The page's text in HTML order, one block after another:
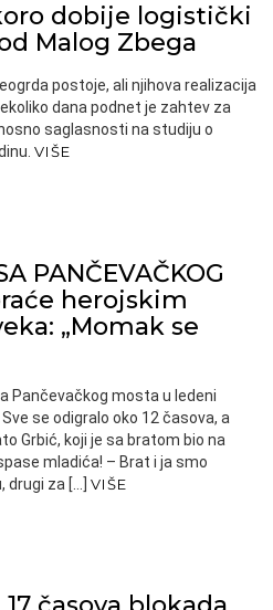
dobije logistički
Malog Zbega
postoje, ali njihova realizacija
dana podnet je zahtev za
saglasnosti na studiju o
VIŠE
PANČEVAČKOG
herojskim
„Momak se
Pančevačkog mosta u ledeni
se odigralo oko 12 časova, a
Grbić, koji je sa bratom bio na
mladića! – Brat i ja smo
drugi za […] VIŠE